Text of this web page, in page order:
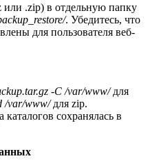
или .zip) в отдельную папку
. Убедитесь, что
для пользователя веб-
-C /var/www/для
/var/www/для zip.
сохранялась в